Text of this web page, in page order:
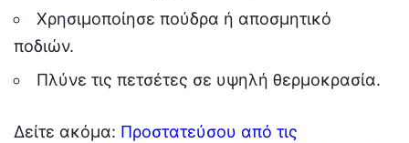
Χρησιμοποίησε πούδρα ή αποσμητικό
ποδιών.
Πλύνε τις πετσέτες σε υψηλή θερμοκρασία.
Δείτε ακόμα: Προστατεύσου από τις